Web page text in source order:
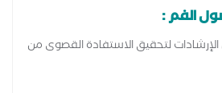
الفم :
لتحقيق الاستفادة القصوى من